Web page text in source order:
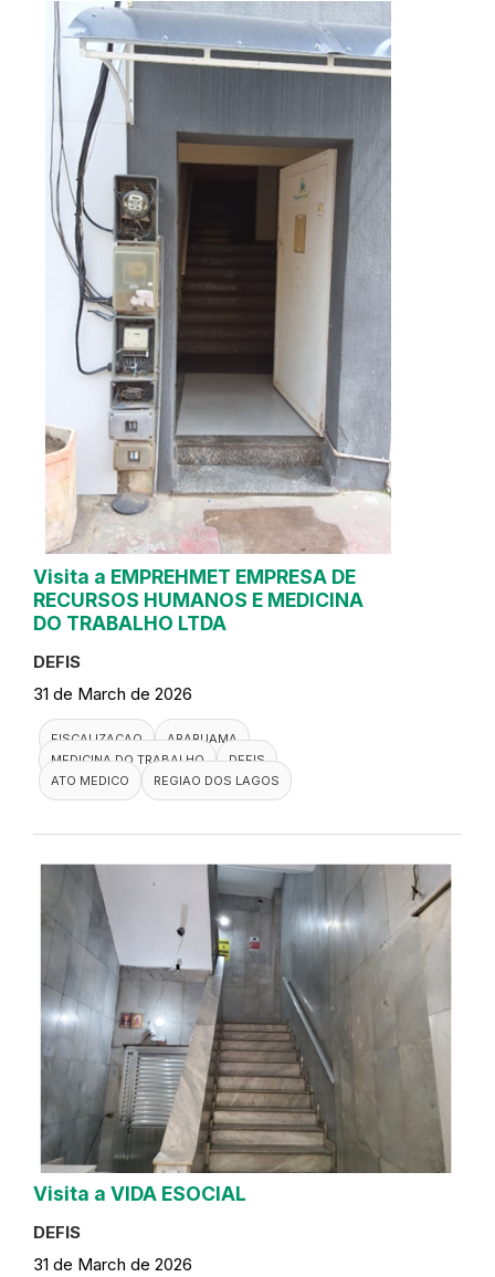
Visita a EMPREHMET EMPRESA DE
RECURSOS HUMANOS E MEDICINA
DO TRABALHO LTDA
DEFIS
31 de March de 2026
FISCALIZACAO
ARARUAMA
MEDICINA DO TRABALHO
DEFIS
ATO MEDICO
REGIAO DOS LAGOS
Visita a VIDA ESOCIAL
DEFIS
31 de March de 2026